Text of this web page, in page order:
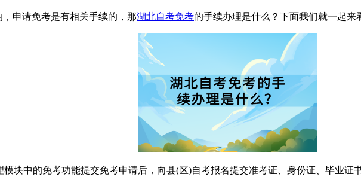
申请免考是有相关手续的，那湖北自考免考的手续办理是什么？下面我们就一起来
块中的免考功能提交免考申请后，向县(区)自考报名提交准考证、身份证、毕业